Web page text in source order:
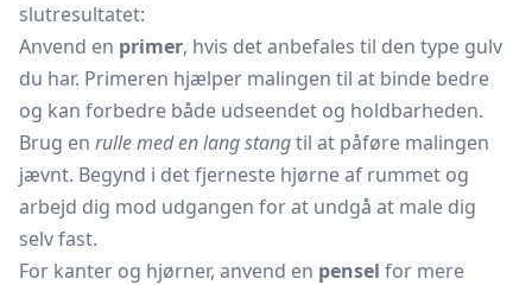
slutresultatet:
Anvend en primer, hvis det anbefales til den type gulv
du har. Primeren hjælper malingen til at binde bedre
og kan forbedre både udseendet og holdbarheden.
Brug en rulle med en lang stangtil at påføre malingen
jævnt. Begynd i det fjerneste hjørne af rummet og
arbejd dig mod udgangen for at undgå at male dig
selv fast.
For kanter og hjørner, anvend en pensel for mere